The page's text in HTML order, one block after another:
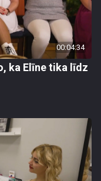
00:04:34
ka Elīne tika līdz